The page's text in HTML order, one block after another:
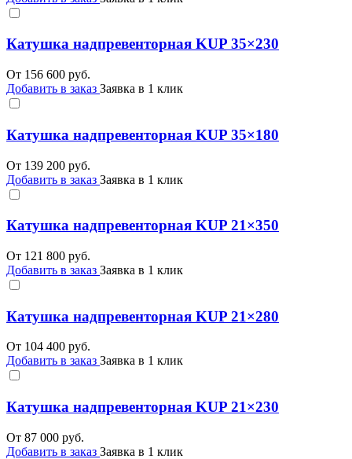
Катушка надпревенторная KUP 35×230
От 156 600 руб.
Добавить в заказ Заявка в 1 клик
Катушка надпревенторная KUP 35×180
От 139 200 руб.
Добавить в заказ Заявка в 1 клик
Катушка надпревенторная KUP 21×350
От 121 800 руб.
Добавить в заказ Заявка в 1 клик
Катушка надпревенторная KUP 21×280
От 104 400 руб.
Добавить в заказ Заявка в 1 клик
Катушка надпревенторная KUP 21×230
От 87 000 руб.
Добавить в заказ Заявка в 1 клик